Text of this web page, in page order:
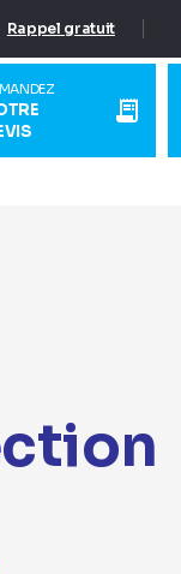
Rappel gratuit